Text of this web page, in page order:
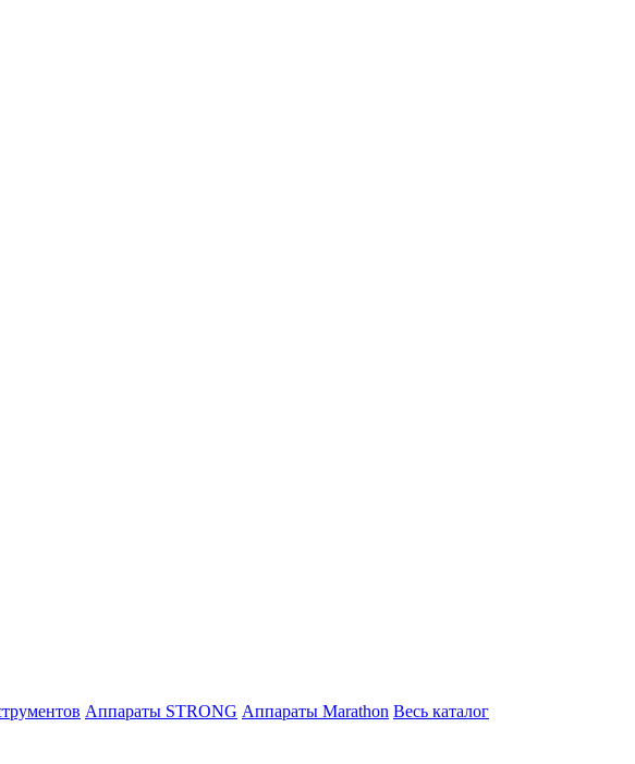
Аппараты STRONG Аппараты Marathon Весь каталог